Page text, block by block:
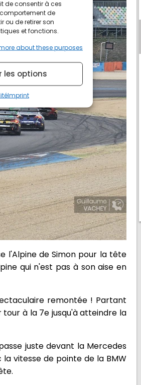
de consentir à ces
de
ou de retirer son
et fonctions.
about these purposes
les options
Imprint
l'Alpine de Simon pour la tête
qui n'est pas à son aise en
remontée ! Partant
à la 7e jusqu'à atteindre la
juste devant la Mercedes
vitesse de pointe de la BMW